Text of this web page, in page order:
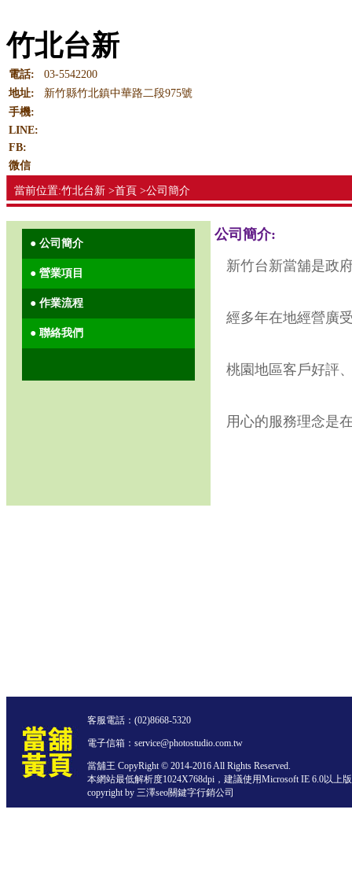
竹北台新
電話:
03-5542200
地址:
新竹縣竹北鎮中華路二段975號
手機:
LINE:
FB:
微信
當前位置:竹北台新 >首頁 >公司簡介
● 公司簡介
● 營業項目
● 作業流程
● 聯絡我們
公司簡介:
新竹台新當舖是政
經多年在地經營廣
桃園地區客戶好評
用心的服務理念是
客服電話： (02)8668-5320
電子信箱：service@photostudio.com.tw
當舖王 CopyRight © 2014-2016 All Rights Reserved.
本網站最低解析度1024X768dpi，建議使用Microsoft IE 6.0以上
copyright by 三澤seo關鍵字行銷公司